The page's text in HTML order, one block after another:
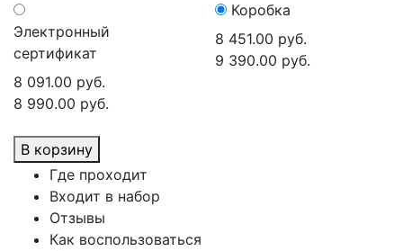
Электронный
сертификат
8 091.00 руб.
8 990.00 руб.
Коробка
8 451.00 руб.
9 390.00 руб.
В корзину
Где проходит
Входит в набор
Отзывы
Как воспользоваться